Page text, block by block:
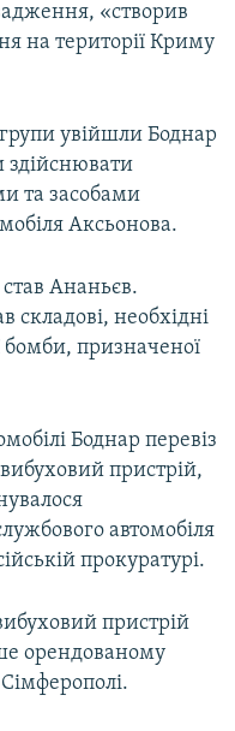
«створив
на території Криму
увійшли Боднар
здійснювати
та засобами
Аксьонова.
Ананьєв.
складові, необхідні
бомби, призначеної
Боднар перевіз
пристрій,
автомобіля
прокуратурі.
пристрій
орендованому